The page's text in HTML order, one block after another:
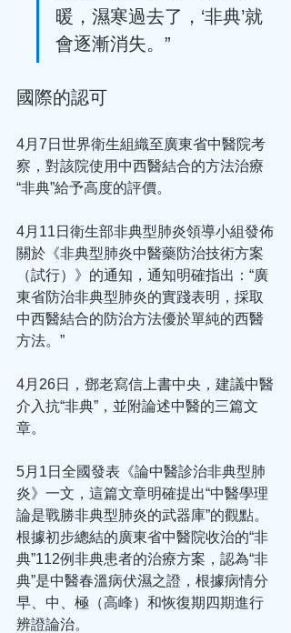
暖，濕寒過去了，‘非典’就
會逐漸消失。”
國際的認可
4月7日世界衛生組織至廣東省中醫院考
察，對該院使用中西醫結合的方法治療
“非典”給予高度的評價。
4月11日衛生部非典型肺炎領導小組發佈
關於《非典型肺炎中醫藥防治技術方案
（試行）》的通知，通知明確指出：“廣
東省防治非典型肺炎的實踐表明，採取
中西醫結合的防治方法優於單純的西醫
方法。”
4月26日，鄧老寫信上書中央，建議中醫
介入抗“非典”，並附論述中醫的三篇文
章。
5月1日全國發表《論中醫診治非典型肺
炎》一文，這篇文章明確提出“中醫學理
論是戰勝非典型肺炎的武器庫”的觀點。
根據初步總結的廣東省中醫院收治的“非
典”112例非典患者的治療方案，認為“非
典”是中醫春溫病伏濕之證，根據病情分
早、中、極（高峰）和恢復期四期進行
辨證論治。